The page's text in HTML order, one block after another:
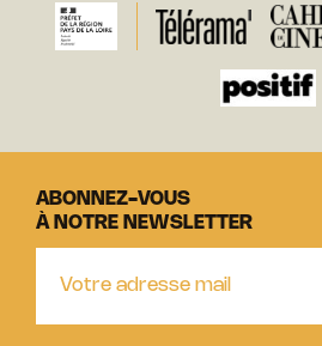
ABONNEZ-VOUS
À NOTRE NEWSLETTER